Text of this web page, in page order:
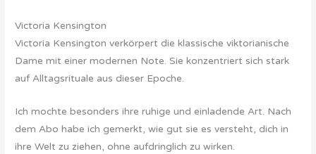
Victoria Kensington
Victoria Kensington verkörpert die klassische viktorianische
Dame mit einer modernen Note. Sie konzentriert sich stark
auf Alltagsrituale aus dieser Epoche.
Ich mochte besonders ihre ruhige und einladende Art. Nach
dem Abo habe ich gemerkt, wie gut sie es versteht, dich in
ihre Welt zu ziehen, ohne aufdringlich zu wirken.